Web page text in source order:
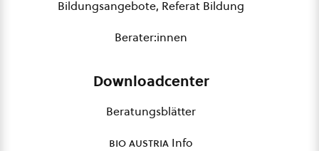
Bildungsangebote, Referat Bildung
Berater:innen
Downloadcenter
Beratungsblätter
bio austria Info